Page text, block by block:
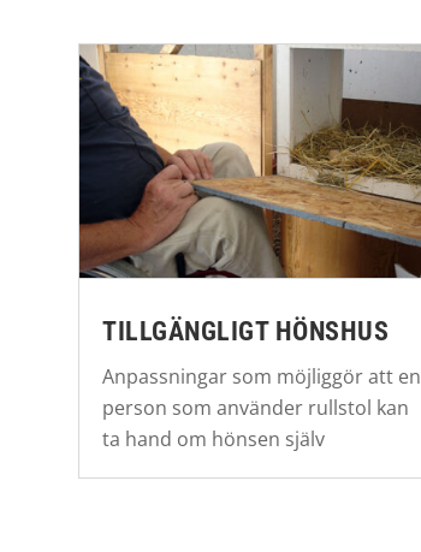
TILLGÄNGLIGT HÖNSHUS
Anpassningar som möjliggör att en
person som använder rullstol kan
ta hand om hönsen själv